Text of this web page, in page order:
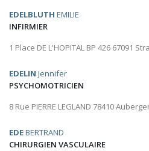
EDELBLUTH EMILIE
INFIRMIER
1 Place DE L'HOPITAL BP 426 67091
EDELIN Jennifer
PSYCHOMOTRICIEN
8 Rue PIERRE LEGLAND 78410
EDEBERTRAND
CHIRURGIEN VASCULAIRE